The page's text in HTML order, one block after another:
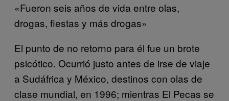
«Fueron seis años de vida entre olas,
drogas, fiestas y más drogas»
El punto de no retorno para él fue un brote
psicótico. Ocurrió justo antes de irse de viaje
a Sudáfrica y México, destinos con olas de
clase mundial, en 1996; mientras El Pecas se